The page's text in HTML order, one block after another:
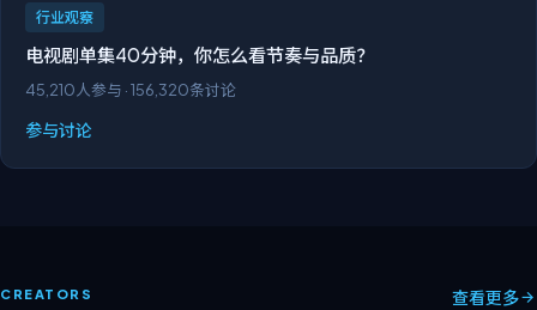
行业观察
电视剧单集40分钟，你怎么看节奏与品质？
45,210人参与 ·156,320条讨论
参与讨论
CREATORS 查看更多